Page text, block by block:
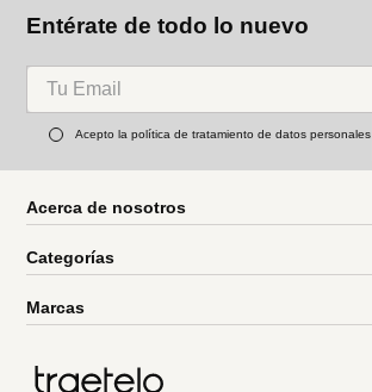
Entérate de todo lo nuevo
Acepto la política de tratamiento de datos personales
Acerca de nosotros
Categorías
Marcas